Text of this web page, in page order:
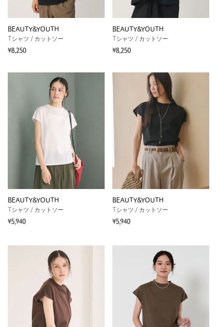
BEAUTY&YOUTH
Tシャツ / カットソー
¥8,250
BEAUTY&YOUTH
Tシャツ / カットソー
¥8,250
BEAUTY&YOUTH
Tシャツ / カットソー
¥5,940
BEAUTY&YOUTH
Tシャツ / カットソー
¥5,940